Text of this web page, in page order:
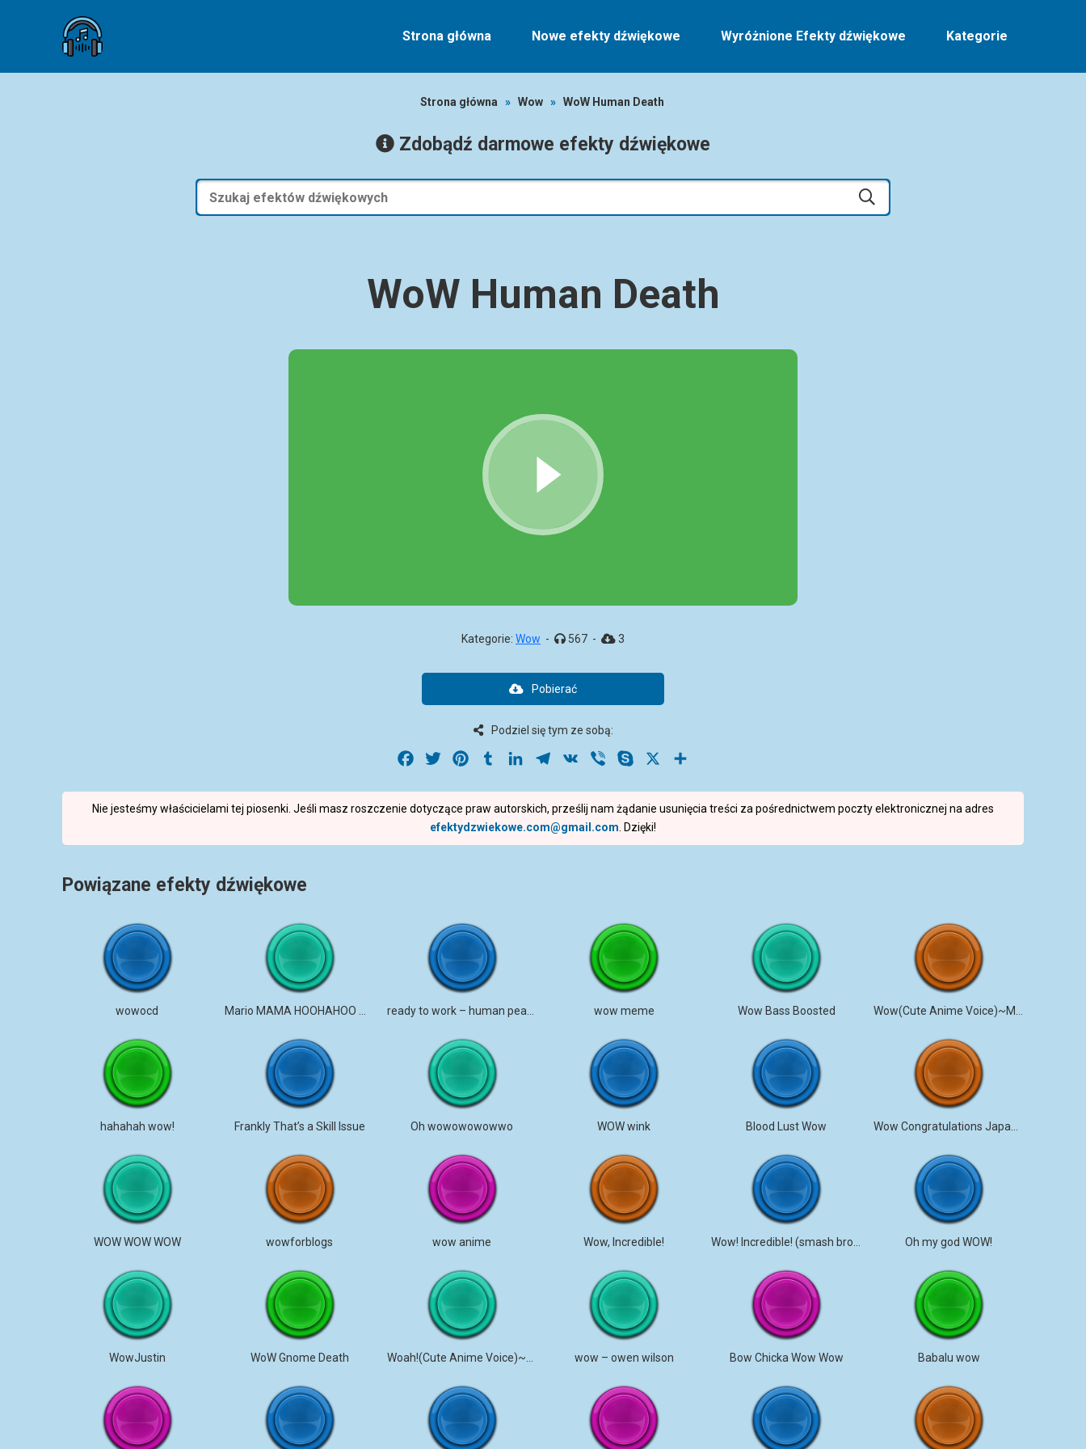
Strona główna Nowe efekty dźwiękowe Wyróżnione Efekty dźwiękowe Kategorie
Strona główna » Wow » WoW Human Death
Zdobądź darmowe efekty dźwiękowe
WoW Human Death
Kategorie: Wow - 567 - 3
Pobierać
Podziel się tym ze sobą:
Facebook
Twitter PinterestTumblrLinkedInTelegram
VK Viber Skype
Nie jesteśmy właścicielami tej piosenki. Jeśli masz roszczenie dotyczące praw autorskich, prześlij nam żądanie usunięcia treści za pośrednictwem poczty elektronicznej na adres
efektydzwiekowe.com@gmail.com . Dzięki!
Powiązane efekty dźwiękowe
wowocd wow meme Wow Bass Boosted
hahahah wow! Frankly That’s a Skill Issue Oh wowowowowwo WOW wink Blood Lust Wow
WOW WOW WOW wowforblogs wow anime Wow, Incredible! Oh my god WOW!
WowJustin WoW Gnome Death wow – owen wilson Bow Chicka Wow Wow Babalu wow